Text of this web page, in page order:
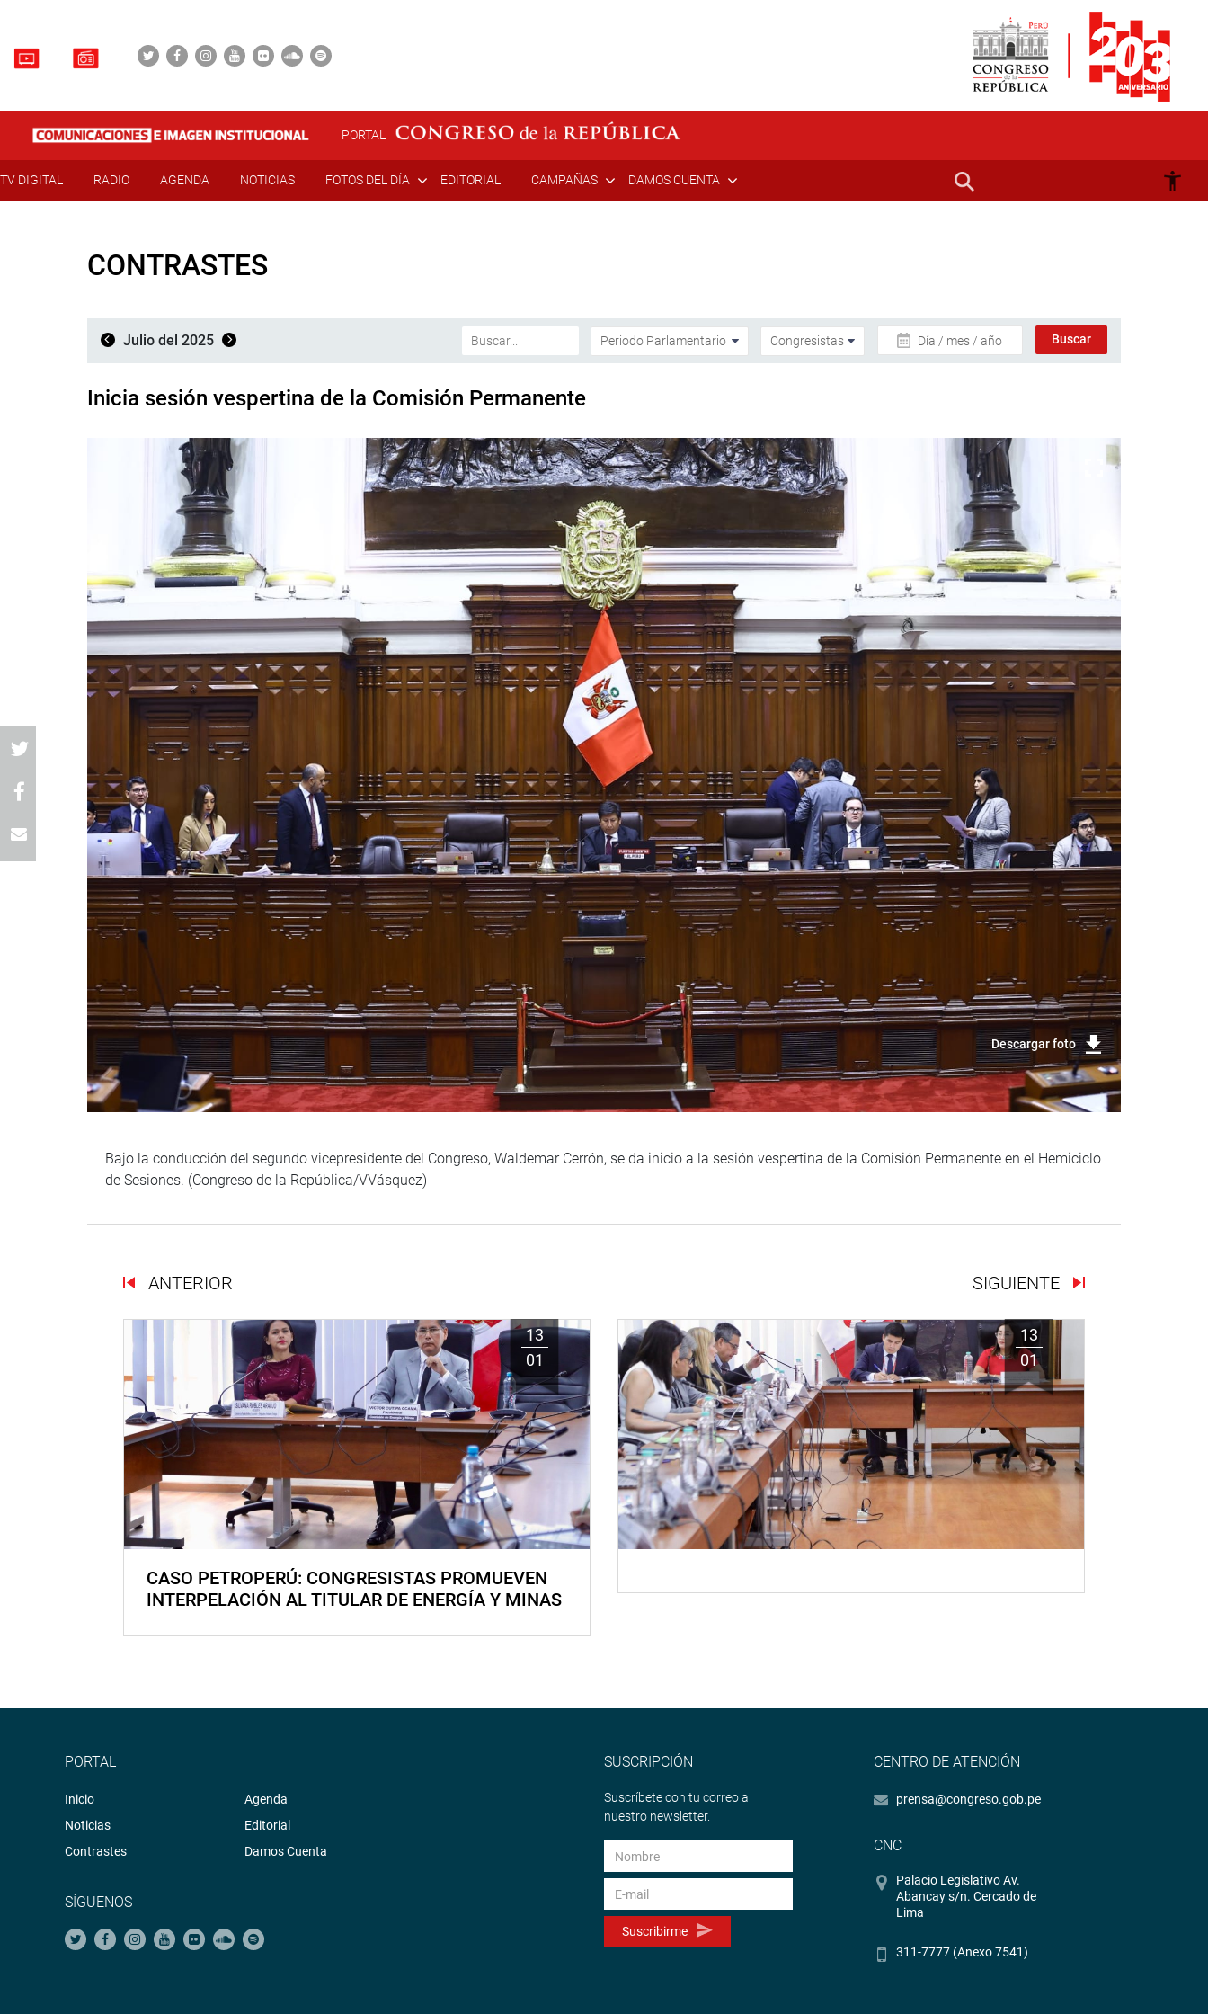
PORTAL
TV DIGITAL RADIO AGENDA NOTICIAS FOTOS DEL DÍA EDITORIAL CAMPAÑAS DAMOS CUENTA
CONTRASTES
Julio del 2025 Día / mes / año
Inicia sesión vespertina de la Comisión Permanente
Descargar foto
Bajo la conducción del segundo vicepresidente del Congreso, Waldemar Cerrón, se da inicio a la sesión vespertina de la Comisión Permanente en el Hemiciclo
de Sesiones. (Congreso de la República/VVásquez)
ANTERIOR SIGUIENTE
13
01
CASO PETROPERÚ: CONGRESISTAS PROMUEVEN
INTERPELACIÓN AL TITULAR DE ENERGÍA Y MINAS
13
01
PORTAL
Inicio
Noticias
Contrastes
Agenda
Editorial
Damos Cuenta
SÍGUENOS
SUSCRIPCIÓN
Suscríbete con tu correo a
nuestro newsletter.
Suscribirme
CENTRO DE ATENCIÓN
prensa@congreso.gob.pe
CNC
Palacio Legislativo Av.
Abancay s/n. Cercado de
Lima
311-7777 (Anexo 7541)